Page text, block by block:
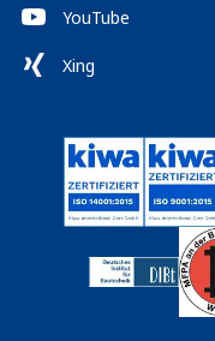
YouTube
Xing